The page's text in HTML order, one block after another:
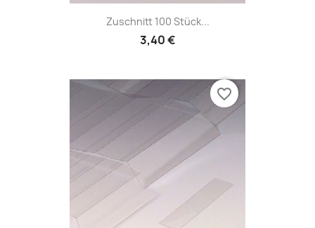
Zuschnitt 100 Stück...
3,40 €
favorite_border